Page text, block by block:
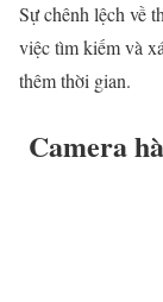
Sự chênh lệch về
việc tìm kiếm và
thêm thời gian.
Camera